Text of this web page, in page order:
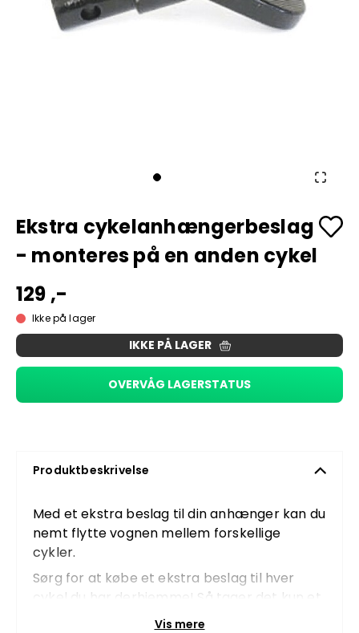
Ekstra cykelanhængerbeslag
- monteres på en anden cykel
129 ,-
Ikke på lager
IKKE PÅ LAGER
OVERVÅG LAGERSTATUS
Produktbeskrivelse
Med et ekstra beslag til din anhænger kan du
nemt flytte vognen mellem forskellige
cykler.
Sørg for at købe et ekstra beslag til hver
cykel du har derhjemme! Så tager det kun et
par få sekunder at flytte anhængeren.
Vis mere